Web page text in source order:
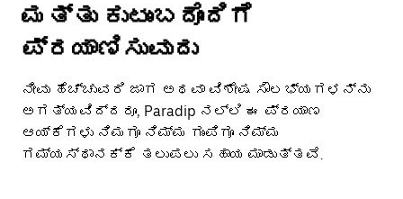
ಮತ್ತು ಕುಟುಂಬದೊಂದಿಗೆ
ಪ್ರಯಾಣಿಸುವುದು
ನೀವು ಹೆಚ್ಚುವರಿ ಜಾಗ ಅಥವಾ ವಿಶೇಷ ಸೌಲಭ್ಯಗಳನ್ನು
ಅಗತ್ಯವಿದ್ದರೂ, Paradip ನಲ್ಲಿ ಈ ಪ್ರಯಾಣ
ಆಯ್ಕೆಗಳು ನಿಮಗೂ ನಿಮ್ಮ ಗುಂಪಿಗೂ ನಿಮ್ಮ
ಗಮ್ಯಸ್ಥಾನಕ್ಕೆ ತಲುಪಲು ಸಹಾಯ ಮಾಡುತ್ತವೆ.